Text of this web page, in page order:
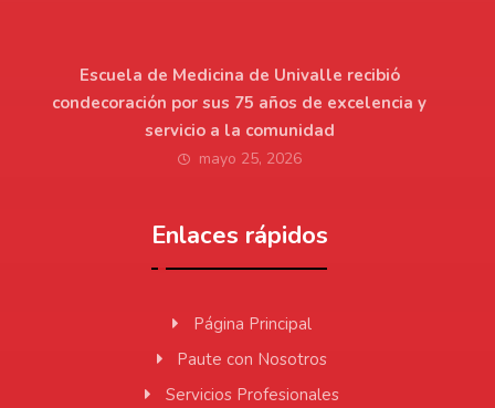
Escuela de Medicina de Univalle recibió
condecoración por sus 75 años de excelencia y
servicio a la comunidad
mayo 25, 2026
Enlaces rápidos
Página Principal
Paute con Nosotros
Servicios Profesionales